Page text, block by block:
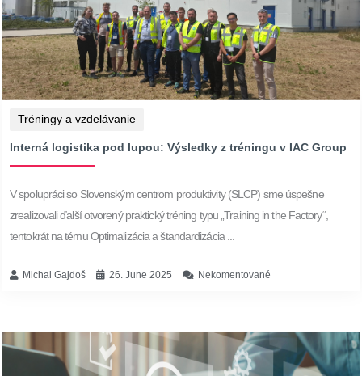
Tréningy a vzdelávanie
Interná logistika pod lupou: Výsledky z tréningu v IAC Group
V spolupráci so Slovenským centrom produktivity (SLCP) sme úspešne
zrealizovali ďalší otvorený praktický tréning typu „Training in the Factory“,
tentokrát na tému Optimalizácia a štandardizácia ...
Michal Gajdoš 26. June 2025 Nekomentované